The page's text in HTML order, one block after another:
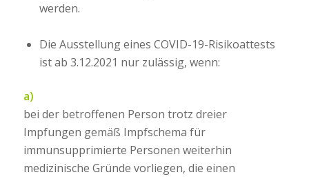
werden.
Die Ausstellung eines COVID-19-Risikoattests
ist ab 3.12.2021 nur zulässig, wenn:
a)
bei der betroffenen Person trotz dreier
Impfungen gemäß Impfschema für
immunsupprimierte Personen weiterhin
medizinische Gründe vorliegen, die einen